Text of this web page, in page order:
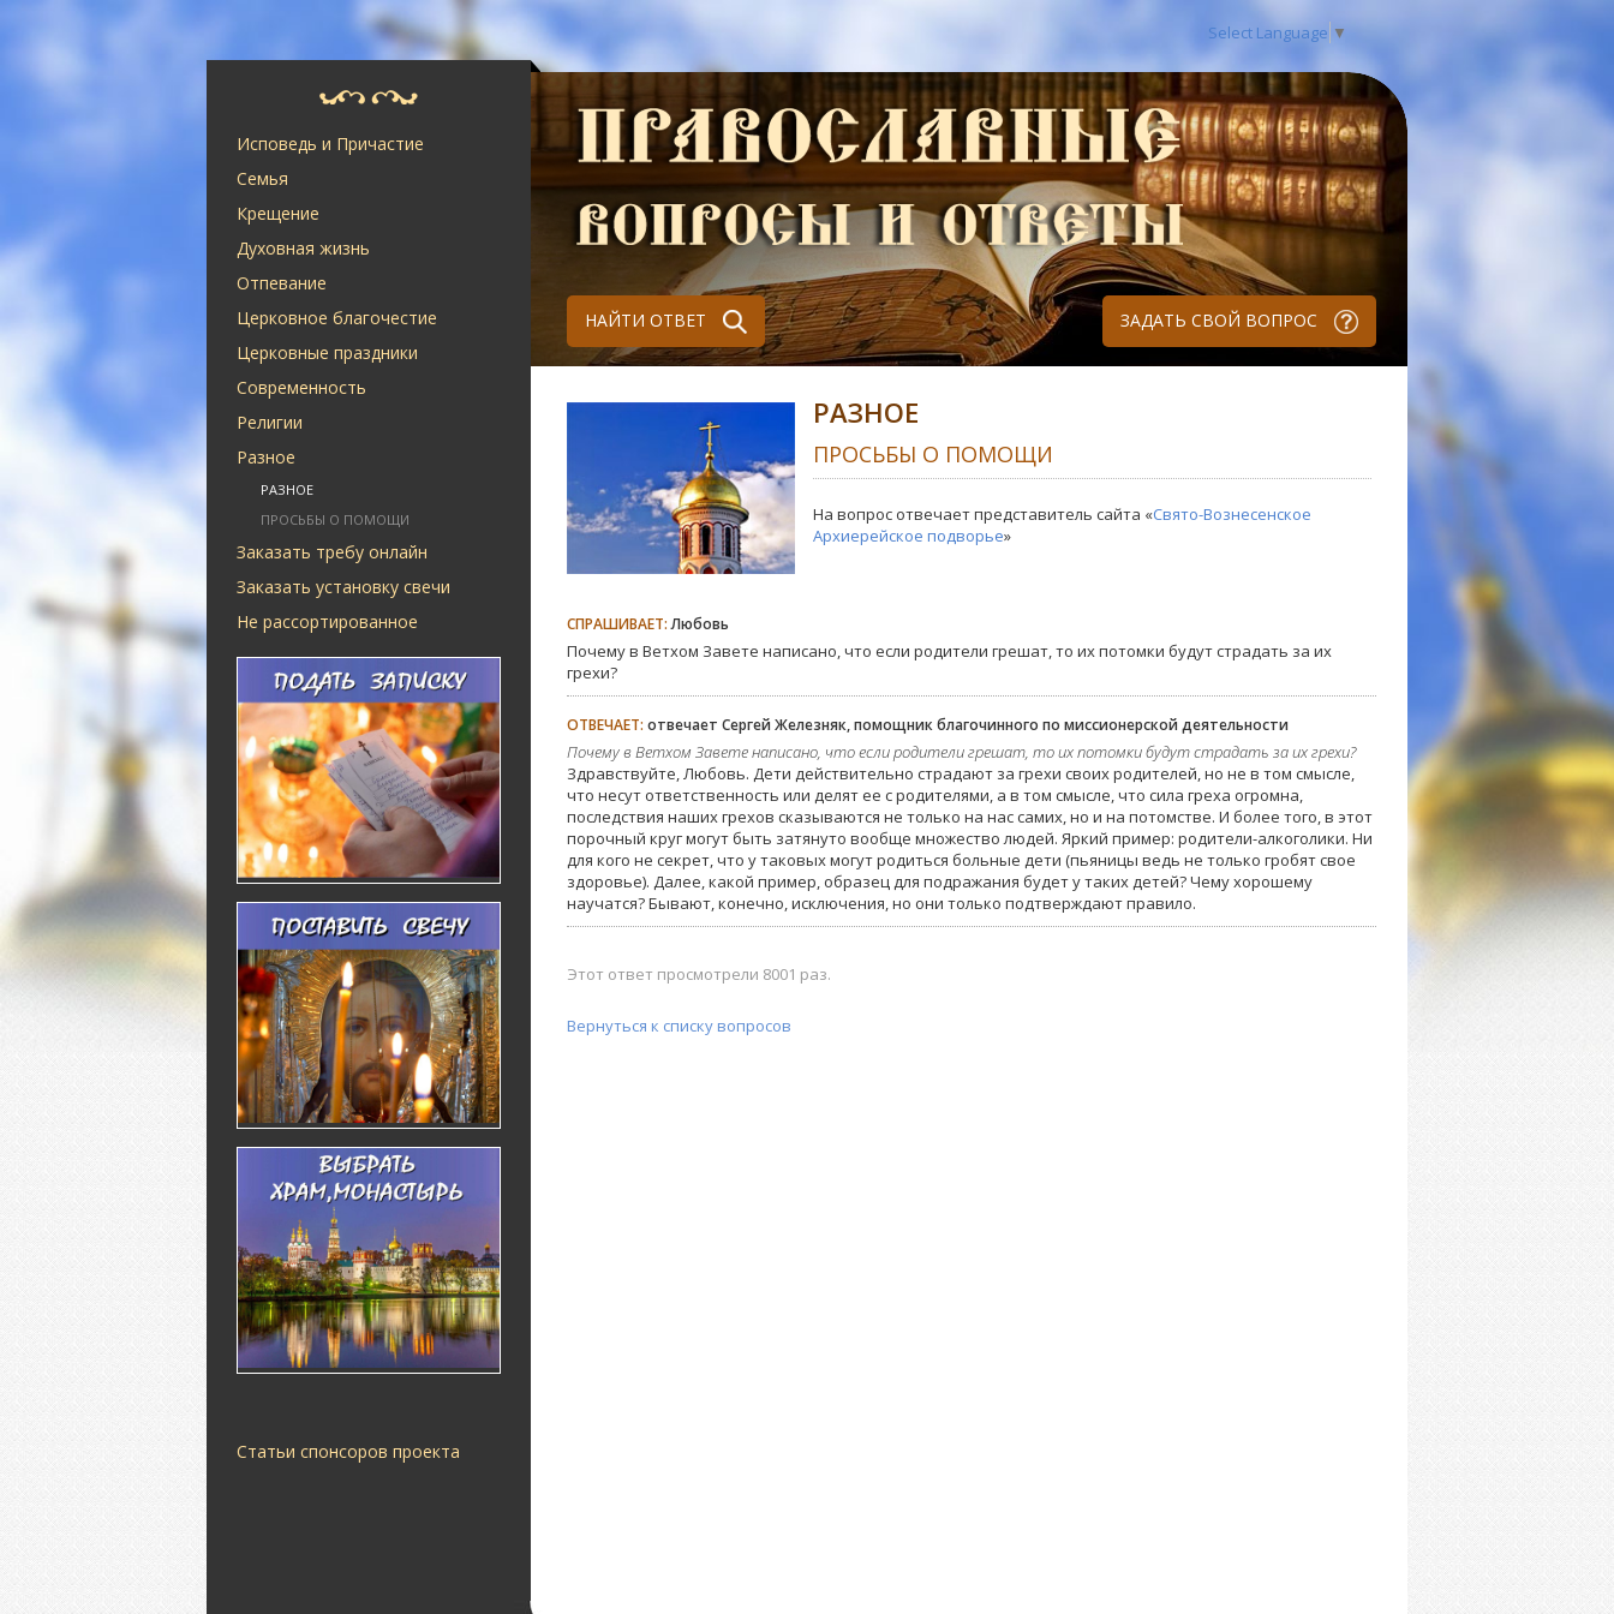
Select Language ▼
Исповедь и Причастие
Семья
Крещение
Духовная жизнь
Отпевание
Церковное благочестие
Церковные праздники
Современность
Религии
Разное
РАЗНОЕ
ПРОСЬБЫ О ПОМОЩИ
Заказать требу онлайн
Заказать установку свечи
Не рассортированное
Статьи спонсоров проекта
НАЙТИ ОТВЕТ ЗАДАТЬ СВОЙ ВОПРОС
РАЗНОЕ
ПРОСЬБЫ О ПОМОЩИ
На вопрос отвечает представитель сайта «Свято-Вознесенское
Архиерейское подворье»
СПРАШИВАЕТ:Любовь
Почему в Ветхом Завете написано, что если родители грешат, то их потомки будут страдать за их
грехи?
ОТВЕЧАЕТ: отвечает Сергей Железняк, помощник благочинного по миссионерской деятельности
Почему в Ветхом Завете написано, что если родители грешат, то их потомки будут страдать за их грехи?
Здравствуйте, Любовь. Дети действительно страдают за грехи своих родителей, но не в том смысле,
что несут ответственность или делят ее с родителями, а в том смысле, что сила греха огромна,
последствия наших грехов сказываются не только на нас самих, но и на потомстве. И более того, в этот
порочный круг могут быть затянуто вообще множество людей. Яркий пример: родители-алкоголики. Ни
для кого не секрет, что у таковых могут родиться больные дети (пьяницы ведь не только гробят свое
здоровье). Далее, какой пример, образец для подражания будет у таких детей? Чему хорошему
научатся? Бывают, конечно, исключения, но они только подтверждают правило.
Этот ответ просмотрели 8001 раз.
Вернуться к списку вопросов